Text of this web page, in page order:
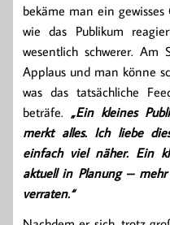
bekäme man ein
wie das Publikum
wesentlich schwerer. Am
Applaus und man könne
was das tatsächliche
beträfe. „Ein kleines
merkt alles. Ich liebe
einfach viel näher. Ein
aktuell in Planung –
verraten.“